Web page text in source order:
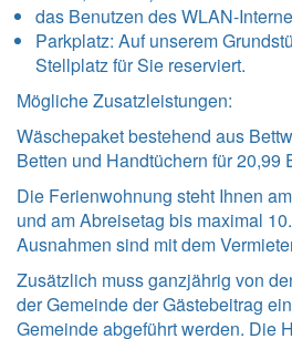
das Benutzen des WLAN-
Parkplatz: Auf unserem
Stellplatz für Sie reserviert.
Mögliche Zusatzleistungen:
Wäschepaket bestehend aus
Betten und Handtüchern für 20,99
Die Ferienwohnung steht Ihnen
und am Abreisetag bis maximal
Ausnahmen sind mit dem
Zusätzlich muss ganzjährig von
der Gemeinde der Gästebeitrag
Gemeinde abgeführt werden. Die